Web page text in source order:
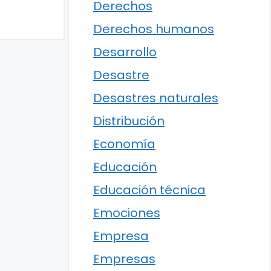
Derechos
Derechos humanos
Desarrollo
Desastre
Desastres naturales
Distribución
Economía
Educación
Educación técnica
Emociones
Empresa
Empresas